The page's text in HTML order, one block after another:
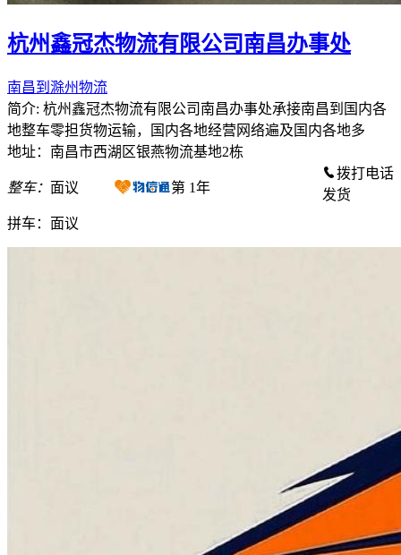
杭州鑫冠杰物流有限公司南昌办事处
南昌到滁州物流
简介: 杭州鑫冠杰物流有限公司南昌办事处承接南昌到国内各
地整车零担货物运输，国内各地经营网络遍及国内各地多
地址：南昌市西湖区银燕物流基地2栋
整车： 面议
拼车： 面议
第 1年
拨打电话
发货